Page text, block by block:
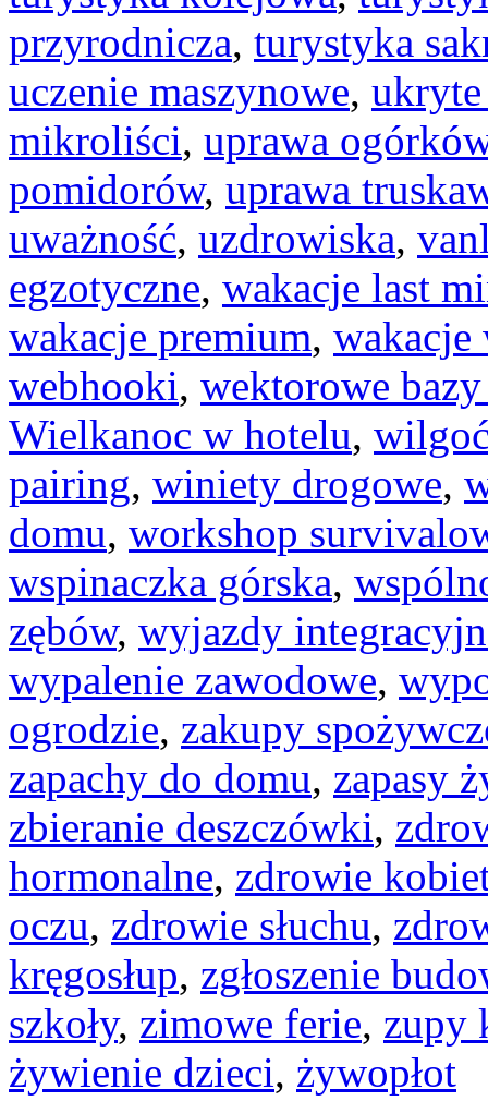
przyrodnicza, turystyka
uczenie maszynowe, ukryte
mikroliści, uprawa
pomidorów, uprawa
uważność, uzdrowiska,
egzotyczne, wakacje last
wakacje premium, wakacje
webhooki, wektorowe
Wielkanoc w hotelu,
pairing, winiety drogowe,
domu, workshop
wspinaczka górska,
zębów, wyjazdy
wypalenie zawodowe,
ogrodzie, zakupy
zapachy do domu, zapasy
zbieranie deszczówki,
hormonalne, zdrowie
oczu, zdrowie słuchu,
kręgosłup, zgłoszenie
szkoły, zimowe ferie, zupy
żywienie dzieci, żywopłot